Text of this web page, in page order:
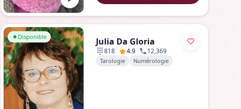
Aller au profil de Julia Da Gloria
Disponible Julia Da Gloria
818| 4.9| 12,369
Tarologie Numérologie